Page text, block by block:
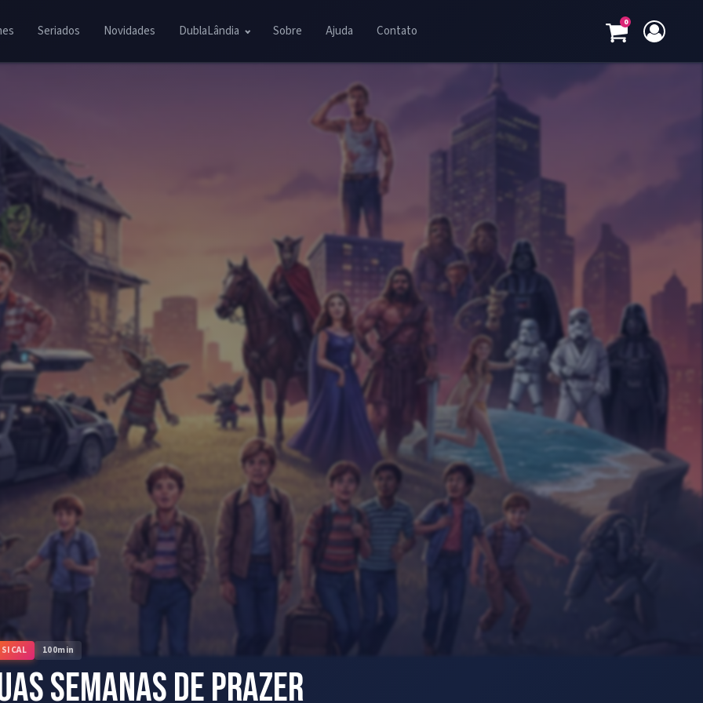
Seriados Novidades DublaLândia Sobre Ajuda Contato
0
100min
Semanas de Prazer